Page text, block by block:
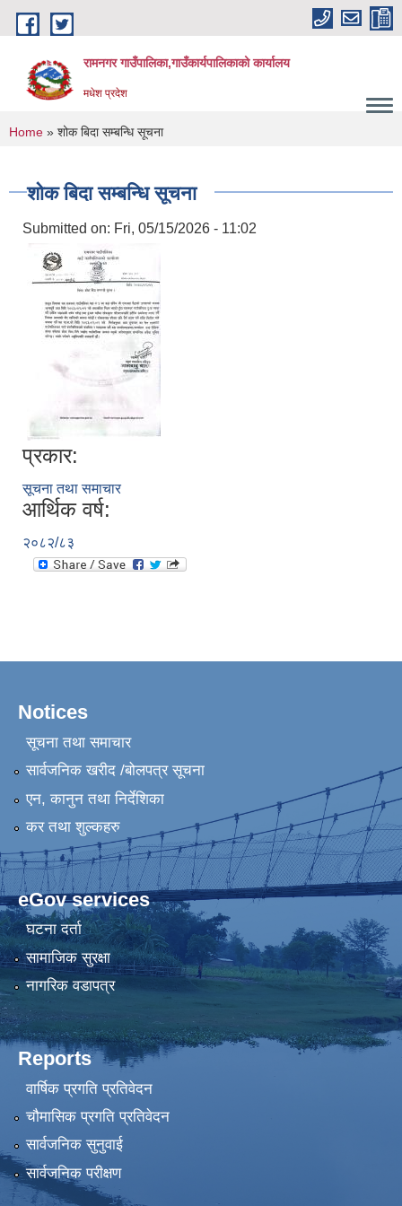
Skip to main content
रामनगर गाउँपालिका,गाउँकार्यपालिकाको कार्यालय
मधेश प्रदेश
You are here
Home » शोक बिदा सम्बन्धि सूचना
शोक बिदा सम्बन्धि सूचना
Submitted on: Fri, 05/15/2026 - 11:02
प्रकार:
सूचना तथा समाचार
आर्थिक वर्ष:
२०८२/८३
Notices
सूचना तथा समाचार
सार्वजनिक खरीद /बोलपत्र सूचना
एन, कानुन तथा निर्देशिका
कर तथा शुल्कहरु
eGov services
घटना दर्ता
सामाजिक सुरक्षा
नागरिक वडापत्र
Reports
वार्षिक प्रगति प्रतिवेदन
चौमासिक प्रगति प्रतिवेदन
सार्वजनिक सुनुवाई
सार्वजनिक परीक्षण